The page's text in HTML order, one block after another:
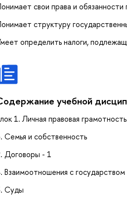
свои права и
структуру
определить налоги,
учебной
1. Личная правовая
Семья и собственность
Договоры - 1
Взаимоотношения с государством
Суды